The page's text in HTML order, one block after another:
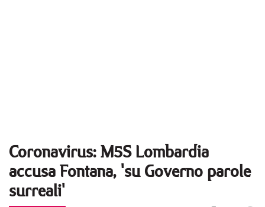
Coronavirus: M5S Lombardia
accusa Fontana, 'su Governo parole
surreali'